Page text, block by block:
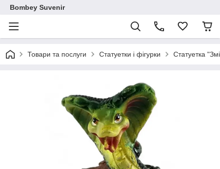
Bombey Suvenir
Товари та послуги Статуетки і фігурки Статуетка